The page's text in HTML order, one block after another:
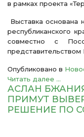
в рамках проекта
Выставка основана
республиканского
совместно с
представительством
Опубликовано в
Читать далее ...
АСЛАН
ПРИМУТ
РЕШЕНИЕ ПО